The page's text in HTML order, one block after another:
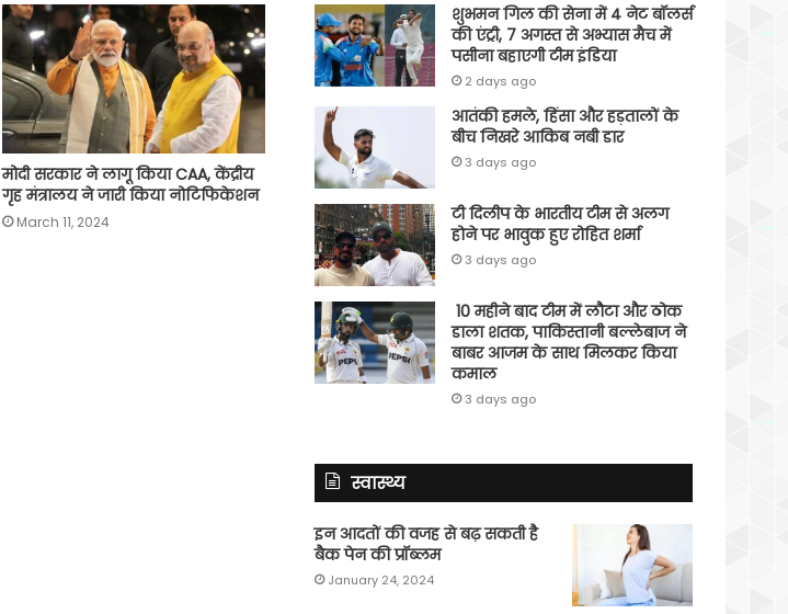
मोदी सरकार ने लागू किया CAA, केंद्रीय
गृह मंत्रालय ने जारी किया नोटिफिकेशन
March 11, 2024
शुभमन गिल की सेना में 4 नेट बॉलर्स
की एंट्री, 7 अगस्त से अभ्यास मैच में
पसीना बहाएगी टीम इंडिया
2 days ago
आतंकी हमले, हिंसा और हड़तालों के
बीच निखरे आकिब नबी डार
3 days ago
टी दिलीप के भारतीय टीम से अलग
होने पर भावुक हुए रोहित शर्मा
3 days ago
10 महीने बाद टीम में लौटा और ठोक
डाला शतक, पाकिस्तानी बल्लेबाज ने
बाबर आजम के साथ मिलकर किया
कमाल
3 days ago
स्वास्थ्य
इन आदतों की वजह से बढ़ सकती है
बैक पेन की प्रॉब्लम
January 24, 2024